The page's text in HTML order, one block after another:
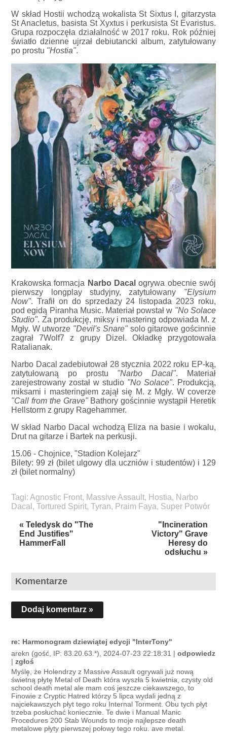
W skład Hostii wchodzą wokalista St Sixtus I, gitarzysta
St Anacletus, basista St Xyxtus i perkusista St Evaristus.
Grupa rozpoczęła działalność w 2017 roku. Rok później
światło dzienne ujrzał debiutancki album, zatytułowany
po prostu "Hostia".
Krakowska formacja Narbo Dacalogrywa obecnie swój
pierwszy longplay studyjny, zatytułowany "Elysium
Now". Trafił on do sprzedaży 24 listopada 2023 roku,
pod egidą Piranha Music. Materiał powstał w "No Solace
Studio". Za produkcję, miksy i mastering odpowiada M. z
Mgły. W utworze "Devil's Snare"solo gitarowe gościnnie
zagrał 7Wolf7 z grupy Dizel. Okładkę przygotowała
Ratalianak.
Narbo Dacal zadebiutował 28 stycznia 2022 roku EP-ką,
zatytułowaną po prostu "Narbo Dacal". Materiał
zarejestrowany został w studio "No Solace". Produkcją,
miksami i masteringiem zajął się M. z Mgły. W coverze
"Call from the Grave" Bathory gościnnie wystąpił Heretik
Hellstorm z grupy Ragehammer.
W skład Narbo Dacal wchodzą Eliza na basie i wokalu,
Drut na gitarze i Bartek na perkusji.
15.06 - Chojnice, "Stadion Kolejarz"
Bilety: 99 zł (bilet ulgowy dla uczniów i studentów) i 129
zł (bilet normalny)
Tagi:Agnostic Front, Massive Assault, Hostia, Narbo
Dacal ,Tortured Spirit,Tyran, Praim Faya, Super Potwór
« Teledysk do "The
End Justifies"
HammerFall
"Incineration
Victory" Grave
Heresy do
odsłuchu »
Komentarze
Dodaj komentarz »
re: Harmonogram dziewiątej edycji "InterTony"
arekn (gość, IP: 83.20.63.*), 2024-07-23 22:18:31 |odpowiedz
|zgłoś
Myślę, że Holendrzy z Massive Assault ogrywali już nową
świetną płytę Metal of Death która wyszła 5 kwietnia, czysty old
school death metal ale mam coś jeszcze ciekawszego, to
Finowie z Cryptic Hatred którzy 5 lipca wydali jedną z
najciekawszych płyt tego roku Internal Torment. Obu tych płyt
trzeba posłuchać koniecznie. Te dwie i Manual Manic
Procedures 200 Stab Wounds to moje najlepsze death
metalowe płyty pierwszej połowy tego roku. ave metal.